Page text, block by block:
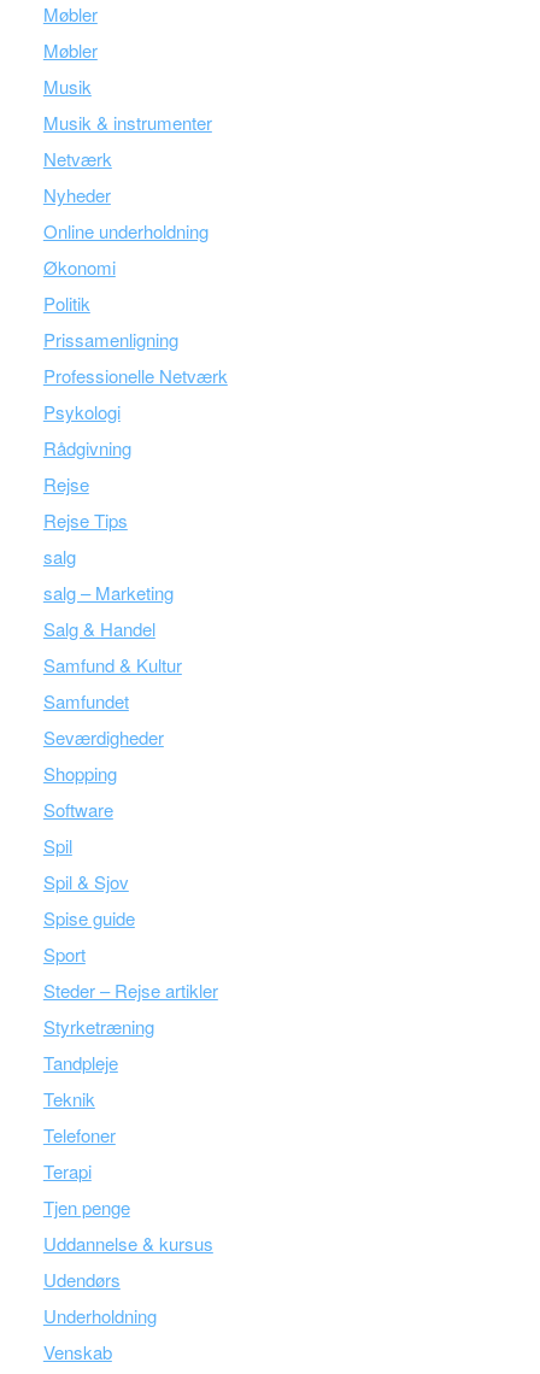
Møbler
Møbler
Musik
Musik & instrumenter
Netværk
Nyheder
Online underholdning
Økonomi
Politik
Prissamenligning
Professionelle Netværk
Psykologi
Rådgivning
Rejse
Rejse Tips
salg
salg – Marketing
Salg & Handel
Samfund & Kultur
Samfundet
Seværdigheder
Shopping
Software
Spil
Spil & Sjov
Spise guide
Sport
Steder – Rejse artikler
Styrketræning
Tandpleje
Teknik
Telefoner
Terapi
Tjen penge
Uddannelse & kursus
Udendørs
Underholdning
Venskab